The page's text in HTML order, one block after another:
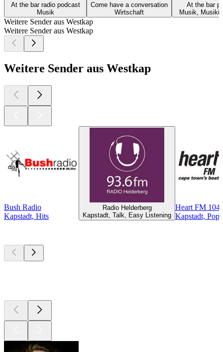
At the bar radio podcast
Musik
Come have a conversation
Wirtschaft
At the bar
Musik,
Weitere Sender aus Westkap
Weitere Sender aus Westkap
Weitere Sender aus Westkap
Bush Radio
Kapstadt, Hits
Radio Helderberg
Kapstadt, Talk, Easy Listening
Heart FM
Kapstadt, Pop